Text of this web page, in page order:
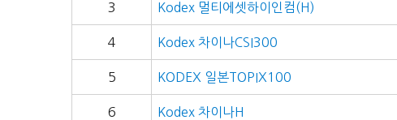
3 Kodex 멀티에셋하이인컴(H)
4 Kodex 차이나CSI300
5 KODEX 일본TOPIX100
6 Kodex 차이나H